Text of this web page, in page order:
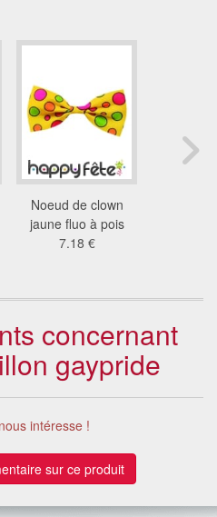
Noeud de clown
jaune fluo à pois
7.18 €
concernant
gaypride
intéresse !
sur ce produit